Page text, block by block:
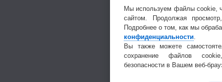
Мы используем файлы cookie,
сайтом. Продолжая
Подробнее о том, как мы
конфиденциальности
Вы также можете
сохранение файлов
безопасности в Вашем веб-